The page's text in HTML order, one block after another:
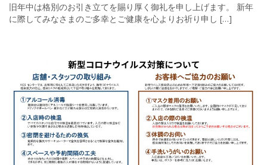
旧年中は格別のお引き立てを賜り厚く御礼を申し上げます。 新年
に際してみなさまのご多幸とご健康を心よりお祈り申し […]